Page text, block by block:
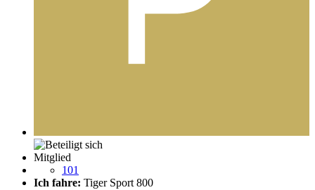
Mitglied
101
Ich fahre: Tiger Sport 800